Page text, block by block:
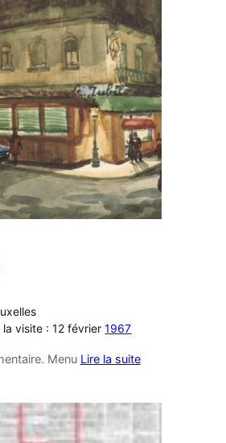
la visite : 12 février1967
Menu Lire la suite